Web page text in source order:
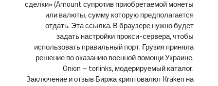
сделки» (Amount супротив приобретаемой монеты
или валюты, сумму которую предполагается
отдать. Эта ссылка. В браузере нужно будет
задать настройки прокси-сервера, чтобы
использовать правильный порт. Грузия приняла
решение по оказанию военной помощи Украине.
Onion – torlinks, модерируемый каталог.
Заключение и отзыв Биржа криптовалют Kraken на